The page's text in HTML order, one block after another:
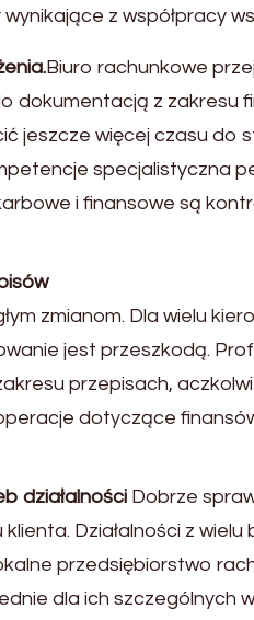
z współpracy
Biuro rachunkowe
dokumentacją z zakresu
jeszcze więcej czasu do
specjalistyczna
i finansowe są
zmianom. Dla wielu
jest przeszkodą.
przepisach,
dotyczące
działalności Dobrze
Działalności z wielu
przedsiębiorstwo
dla ich szczególnych